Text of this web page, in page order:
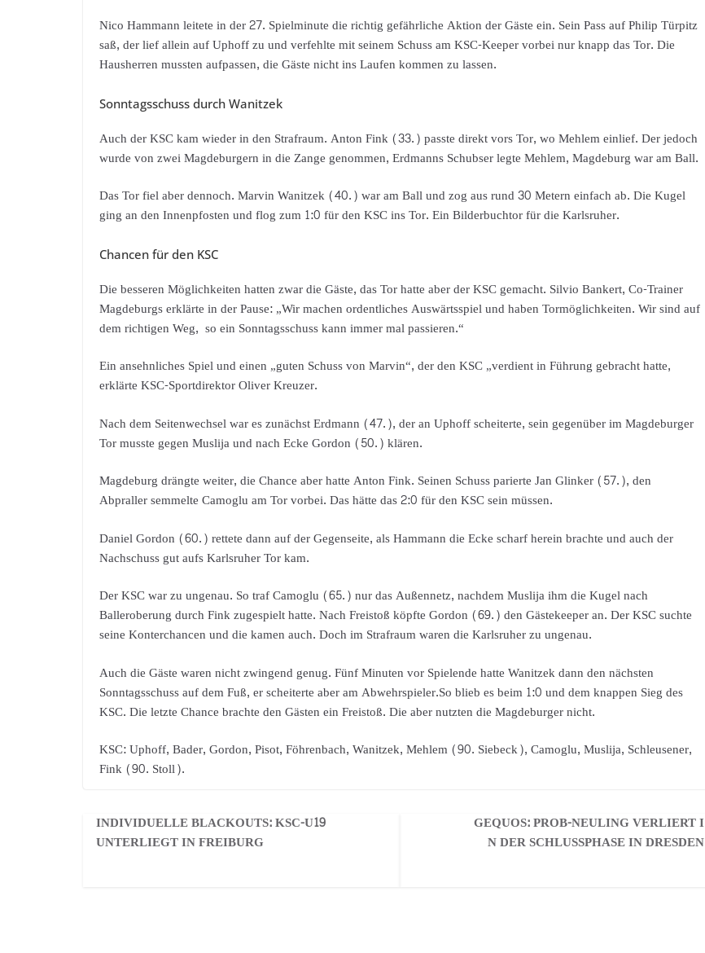
Nico Hammann leitete in der 27. Spielminute die richtig gefährliche Aktion der Gäste ein. Sein Pass auf Philip Türpitz
saß, der lief allein auf Uphoff zu und verfehlte mit seinem Schuss am KSC-Keeper vorbei nur knapp das Tor. Die
Hausherren mussten aufpassen, die Gäste nicht ins Laufen kommen zu lassen.
Sonntagsschuss durch Wanitzek
Auch der KSC kam wieder in den Strafraum. Anton Fink (33.) passte direkt vors Tor, wo Mehlem einlief. Der jedoch
wurde von zwei Magdeburgern in die Zange genommen, Erdmanns Schubser legte Mehlem, Magdeburg war am Ball.
Das Tor fiel aber dennoch. Marvin Wanitzek (40.) war am Ball und zog aus rund 30 Metern einfach ab. Die Kugel
ging an den Innenpfosten und flog zum 1:0 für den KSC ins Tor. Ein Bilderbuchtor für die Karlsruher.
Chancen für den KSC
Die besseren Möglichkeiten hatten zwar die Gäste, das Tor hatte aber der KSC gemacht. Silvio Bankert, Co-Trainer
Magdeburgs erklärte in der Pause: „Wir machen ordentliches Auswärtsspiel und haben Tormöglichkeiten. Wir sind auf
dem richtigen Weg, so ein Sonntagsschuss kann immer mal passieren.“
Ein ansehnliches Spiel und einen „guten Schuss von Marvin“, der den KSC „verdient in Führung gebracht hatte,
erklärte KSC-Sportdirektor Oliver Kreuzer.
Nach dem Seitenwechsel war es zunächst Erdmann (47.), der an Uphoff scheiterte, sein gegenüber im Magdeburger
Tor musste gegen Muslija und nach Ecke Gordon (50.) klären.
Magdeburg drängte weiter, die Chance aber hatte Anton Fink. Seinen Schuss parierte Jan Glinker (57.), den
Abpraller semmelte Camoglu am Tor vorbei. Das hätte das 2:0 für den KSC sein müssen.
Daniel Gordon (60.) rettete dann auf der Gegenseite, als Hammann die Ecke scharf herein brachte und auch der
Nachschuss gut aufs Karlsruher Tor kam.
Der KSC war zu ungenau. So traf Camoglu (65.) nur das Außennetz, nachdem Muslija ihm die Kugel nach
Balleroberung durch Fink zugespielt hatte. Nach Freistoß köpfte Gordon (69.) den Gästekeeper an. Der KSC suchte
seine Konterchancen und die kamen auch. Doch im Strafraum waren die Karlsruher zu ungenau.
Auch die Gäste waren nicht zwingend genug. Fünf Minuten vor Spielende hatte Wanitzek dann den nächsten
Sonntagsschuss auf dem Fuß, er scheiterte aber am Abwehrspieler.So blieb es beim 1:0 und dem knappen Sieg des
KSC. Die letzte Chance brachte den Gästen ein Freistoß. Die aber nutzten die Magdeburger nicht.
KSC: Uphoff, Bader, Gordon, Pisot, Föhrenbach, Wanitzek, Mehlem (90. Siebeck), Camoglu, Muslija, Schleusener,
Fink (90. Stoll).
INDIVIDUELLE BLACKOUTS: KSC-U19
UNTERLIEGT IN FREIBURG
GEQUOS: PROB-NEULING VERLIERT I
N DER SCHLUSSPHASE IN DRESDEN